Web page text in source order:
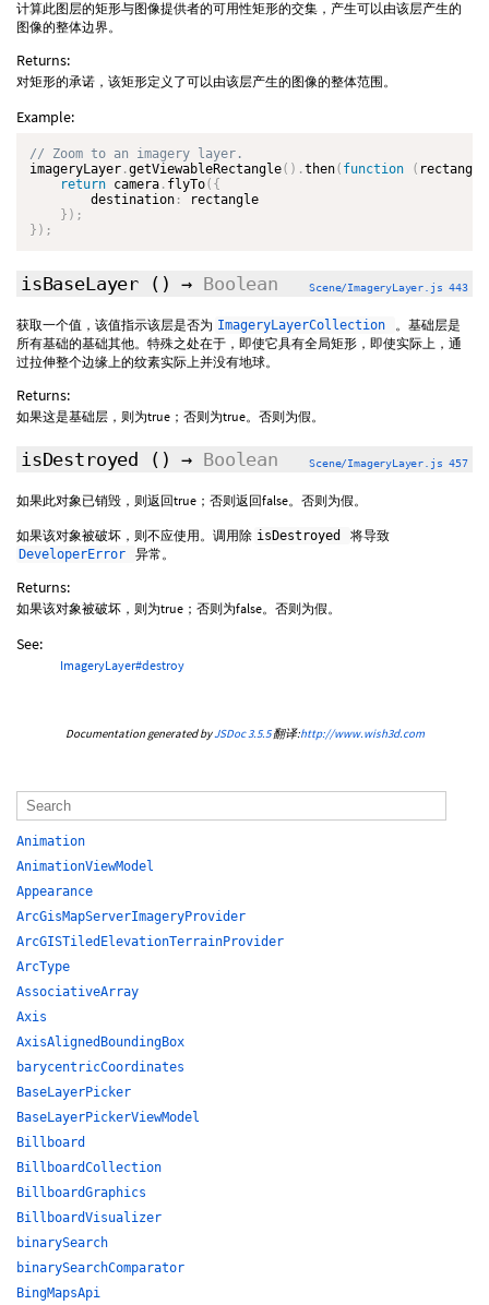
计算此图层的矩形与图像提供者的可用性矩形的交集，产生可以由该层产生的
图像的整体边界。
Returns:
对矩形的承诺，该矩形定义了可以由该层产生的图像的整体范围。
Example:
imageryLayer .getViewableRectangle( ) .then( function ( rectangle
return camera . flyTo( {
        destination
:
rectangle
} ) ;
} ) ;
isBaseLayer ()→ Boolean Scene/ImageryLayer.js 443
获取一个值，该值指示该层是否为 ImageryLayerCollection
。基础层是
所有基础的基础其他。特殊之处在于，即使它具有全局矩形，即使实际上，通
过拉伸整个边缘上的纹素实际上并没有地球。
Returns:
如果这是基础层，则为true；否则为true。否则为假。
isDestroyed ()→ Boolean Scene/ImageryLayer.js 457
如果此对象已销毁，则返回true；否则返回false。否则为假。
如果该对象被破坏，则不应使用。调用除 isDestroyed 将导致
DeveloperError 异常。
Returns:
如果该对象被破坏，则为true；否则为false。否则为假。
See:
ImageryLayer#destroy
Documentation generated byJSDoc 3.5.5翻译:http://www.wish3d.com
Animation
AnimationViewModel
Appearance
ArcGisMapServerImageryProvider
ArcGISTiledElevationTerrainProvider
ArcType
AssociativeArray
Axis
AxisAlignedBoundingBox
barycentricCoordinates
BaseLayerPicker
BaseLayerPickerViewModel
Billboard
BillboardCollection
BillboardGraphics
BillboardVisualizer
binarySearch
binarySearchComparator
BingMapsApi